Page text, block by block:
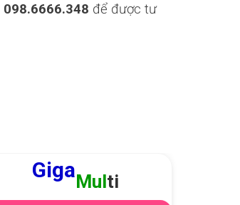
098.6666.348 để được tư
GigaMulti